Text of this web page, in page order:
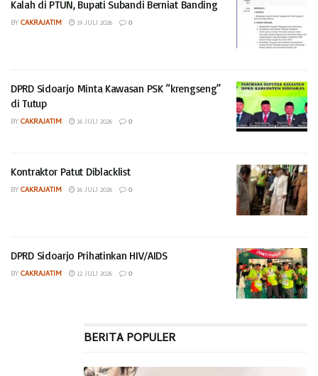
Kalah di PTUN, Bupati Subandi Berniat Banding
BYCAKRAJATIM 19 JULI 2026 0
DPRD Sidoarjo Minta Kawasan PSK “krengseng”
di Tutup
BYCAKRAJATIM 16 JULI 2026 0
Kontraktor Patut Diblacklist
BYCAKRAJATIM 16 JULI 2026 0
DPRD Sidoarjo Prihatinkan HIV/AIDS
BYCAKRAJATIM 12 JULI 2026 0
BERITA POPULER